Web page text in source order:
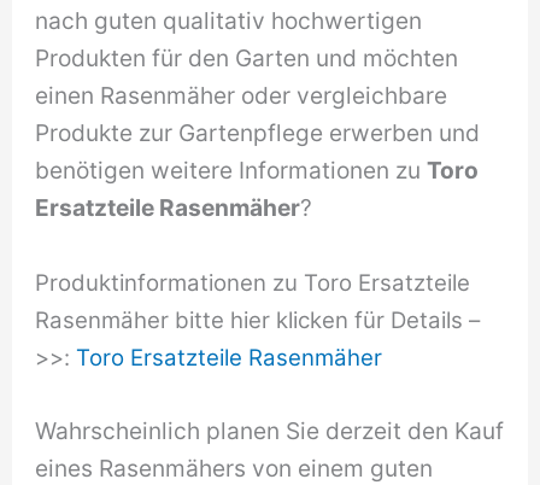
nach guten qualitativ hochwertigen
Produkten für den Garten und möchten
einen Rasenmäher oder vergleichbare
Produkte zur Gartenpflege erwerben und
benötigen weitere Informationen zuToro
Ersatzteile Rasenmäher?
Produktinformationen zu Toro Ersatzteile
Rasenmäher bitte hier klicken für Details –
>>:Toro Ersatzteile Rasenmäher
Wahrscheinlich planen Sie derzeit den Kauf
eines Rasenmähers von einem guten